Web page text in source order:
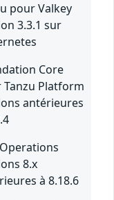
pour Valkey
3.3.1 sur
Core
Tanzu Platform
antérieures
8.x
à 8.18.6